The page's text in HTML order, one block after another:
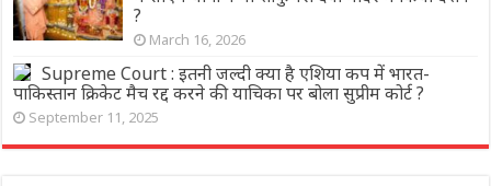
?
March 16, 2026
Supreme Court : इतनी जल्दी क्या है एशिया कप में भारत-
पाकिस्तान क्रिकेट मैच रद्द करने की याचिका पर बोला सुप्रीम कोर्ट ?
September 11, 2025